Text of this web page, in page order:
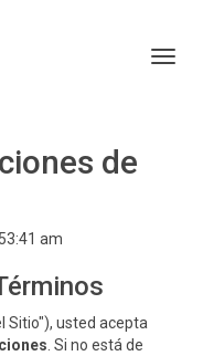
de
am
Sitio"), usted acepta
. Si no está de